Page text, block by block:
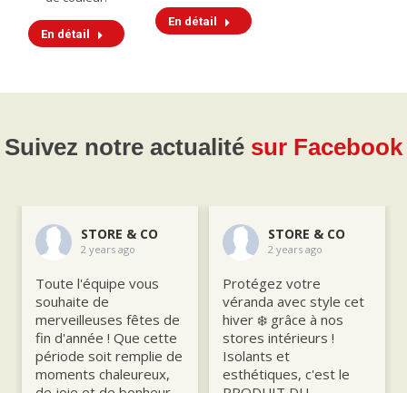
En détail
En détail
Suivez notre actualité sur Facebook
STORE & CO
2 years ago
Toute l'équipe vous
souhaite de
merveilleuses fêtes de
fin d'année ! Que cette
période soit remplie de
moments chaleureux,
STORE & CO
2 years ago
Protégez votre
véranda avec style cet
hiver ❄️ grâce à nos
stores intérieurs !
Isolants et
esthétiques, c'est le